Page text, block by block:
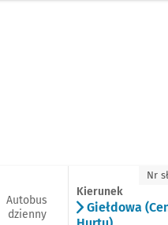
Giełdowa
Autobus
dzienny
Kierunek
Giełdowa
Nr